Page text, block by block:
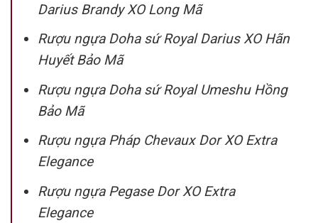
Darius Brandy XO Long Mã
Rượu ngựa Doha sứ Royal Darius XO Hãn
Huyết Bảo Mã
Rượu ngựa Doha sứ Royal Umeshu Hồng
Bảo Mã
Rượu ngựa Pháp Chevaux Dor XO Extra
Elegance
Rượu ngựa Pegase Dor XO Extra
Elegance